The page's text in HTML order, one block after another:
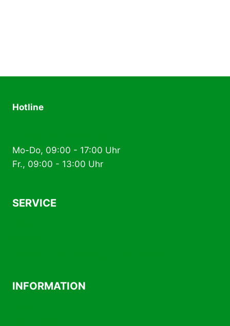
Hotline
Mo-Do, 09:00 - 17:00 Uhr
Fr., 09:00 - 13:00 Uhr
SERVICE
INFORMATION